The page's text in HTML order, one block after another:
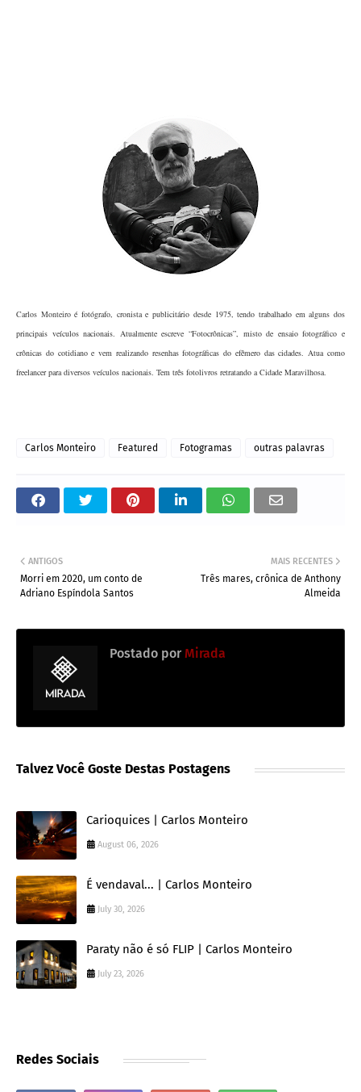
Carlos Monteiroé fotógrafo, cronista e publicitário desde 1975, tendo trabalhado em alguns dos
principais veículos nacionais. Atualmente escreve “Fotocrônicas”, misto de ensaio fotográfico e
crônicas do cotidiano e vem realizando resenhas fotográficas do efêmero das cidades. Atua como
freelancer para diversos veículos nacionais. Tem três fotolivros retratando a Cidade Maravilhosa.
Carlos Monteiro Featured Fotogramas outras palavras
MAIS RECENTES
Três mares, crônica de Anthony
Almeida
ANTIGOS
Morri em 2020, um conto de
Adriano Espíndola Santos
Postado por Mirada
Talvez Você Goste Destas Postagens
Carioquices | Carlos Monteiro
August 06, 2026
É vendaval... | Carlos Monteiro
July 30, 2026
Paraty não é só FLIP | Carlos Monteiro
July 23, 2026
Redes Sociais